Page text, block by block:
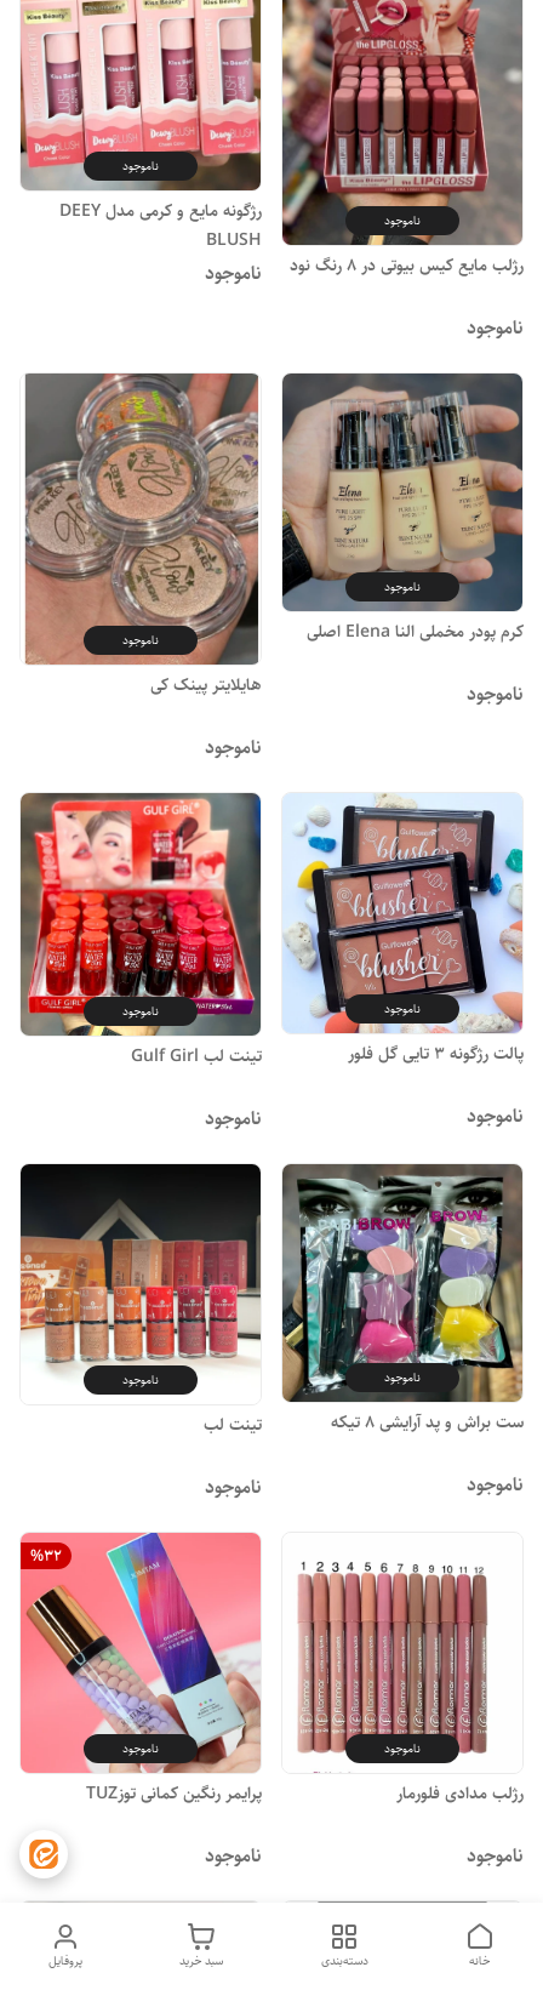
ناموجود
رژلب مایع کیس بیوتی در ۸ رنگ نود
ناموجود
ناموجود
رژگونه مایع و کرمی مدل DEEY
BLUSH
ناموجود
ناموجود
کرم پودر مخملی النا Elena اصلی
ناموجود
ناموجود
هایلایتر پینک کی
ناموجود
ناموجود
پالت رژگونه ۳ تایی گل فلور
ناموجود
ناموجود
تینت لب Gulf Girl
ناموجود
ناموجود
ست براش و پد آرایشی ۸ تیکه
ناموجود
ناموجود
تینت لب
ناموجود
ناموجود
رژلب مدادی فلورمار
ناموجود
%32
ناموجود
پرایمر رنگین کمانی توزTUZ
ناموجود
پروفایل سبد خرید دسته‌بندی خانه